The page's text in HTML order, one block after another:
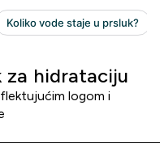
za hidrataciju
logom i